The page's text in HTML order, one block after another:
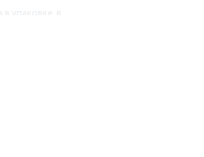
упаковке, в